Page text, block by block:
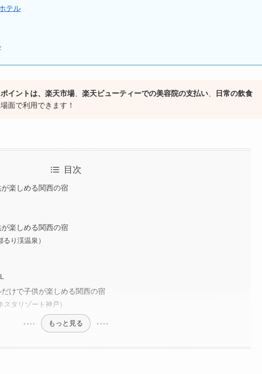
テル
イントは、楽天市場、 楽天ビューティーでの美容院の支払い、
日常の飲食
面で利用できます！
目次
が楽しめる関西の宿
が楽しめる関西の宿
り渓温泉）
けで子供が楽しめる関西の宿
スタリゾート神戸）
もっと見る